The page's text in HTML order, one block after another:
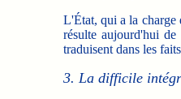
L'État, qui a la charge
résulte aujourd'hui de
traduisent dans les
3. La difficile